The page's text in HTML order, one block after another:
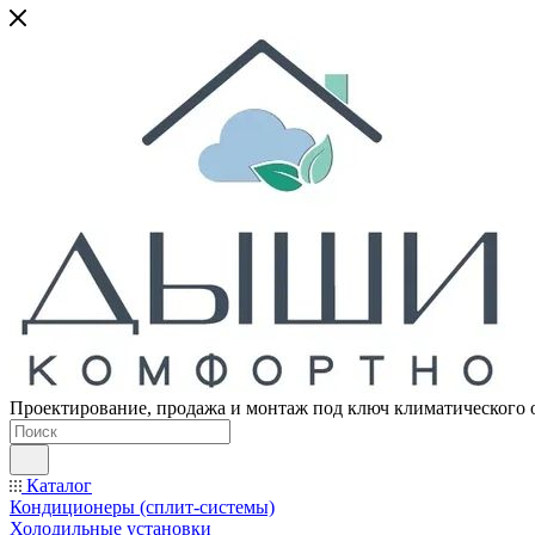
Проектирование, продажа и монтаж под ключ климатического
Каталог
Кондиционеры (сплит-системы)
Холодильные установки